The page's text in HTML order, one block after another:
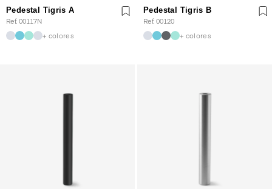
Pedestal Tigris A
Ref. 00117N
+ colores
Pedestal Tigris B
Ref. 00120
+ colores